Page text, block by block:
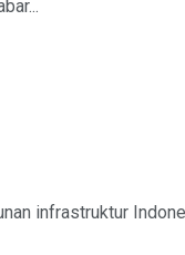
infrastruktur